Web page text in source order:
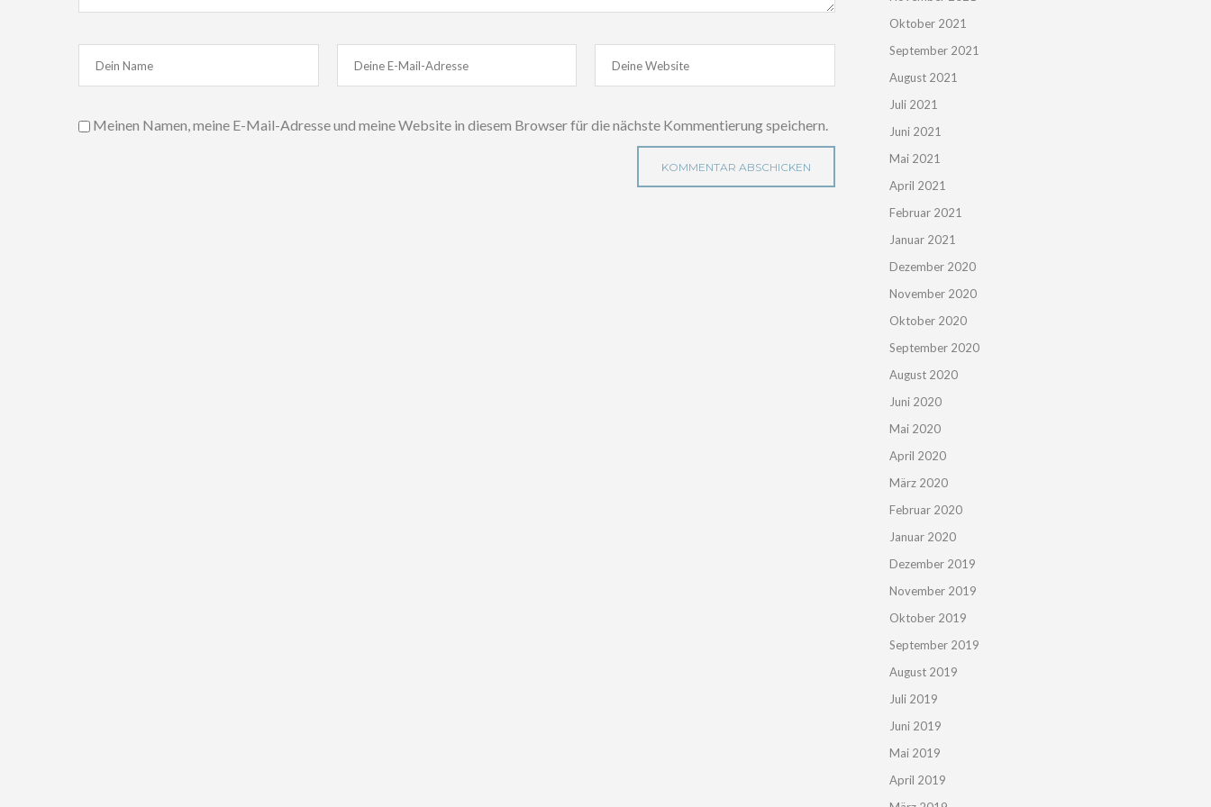
Meinen Namen, meine E-Mail-Adresse und meine Website in diesem Browser für die nächste Kommentierung speichern.
Oktober 2021
September 2021
August 2021
Juli 2021
Juni 2021
Mai 2021
April 2021
Februar 2021
Januar 2021
Dezember 2020
November 2020
Oktober 2020
September 2020
August 2020
Juni 2020
Mai 2020
April 2020
März 2020
Februar 2020
Januar 2020
Dezember 2019
November 2019
Oktober 2019
September 2019
August 2019
Juli 2019
Juni 2019
Mai 2019
April 2019